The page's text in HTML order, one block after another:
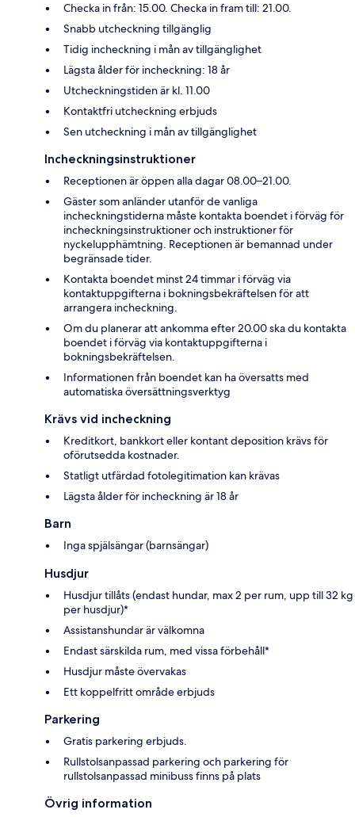
Checka in från: 15.00. Checka in fram till: 21.00.
Snabb utcheckning tillgänglig
Tidig incheckning i mån av tillgänglighet
Lägsta ålder för incheckning: 18 år
Utcheckningstiden är kl. 11.00
Kontaktfri utcheckning erbjuds
Sen utcheckning i mån av tillgänglighet
Incheckningsinstruktioner
Receptionen är öppen alla dagar 08.00–21.00.
Gäster som anländer utanför de vanliga
incheckningstiderna måste kontakta boendet i förväg för
incheckningsinstruktioner och instruktioner för
nyckelupphämtning. Receptionen är bemannad under
begränsade tider.
Kontakta boendet minst 24 timmar i förväg via
kontaktuppgifterna i bokningsbekräftelsen för att
arrangera incheckning.
Om du planerar att ankomma efter 20.00 ska du kontakta
boendet i förväg via kontaktuppgifterna i
bokningsbekräftelsen.
Informationen från boendet kan ha översatts med
automatiska översättningsverktyg
Krävs vid incheckning
Kreditkort, bankkort eller kontant deposition krävs för
oförutsedda kostnader.
Statligt utfärdad fotolegitimation kan krävas
Lägsta ålder för incheckning är 18 år
Barn
Inga spjälsängar (barnsängar)
Husdjur
Husdjur tillåts (endast hundar, max 2 per rum, upp till 32 kg
per husdjur)*
Assistanshundar är välkomna
Endast särskilda rum, med vissa förbehåll*
Husdjur måste övervakas
Ett koppelfritt område erbjuds
Parkering
Gratis parkering erbjuds.
Rullstolsanpassad parkering och parkering för
rullstolsanpassad minibuss finns på plats
Övrig information